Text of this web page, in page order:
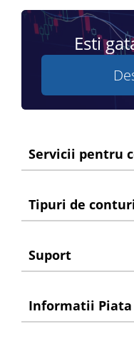
Esti
Servicii pentru
Tipuri de
Suport
Informatii Piata